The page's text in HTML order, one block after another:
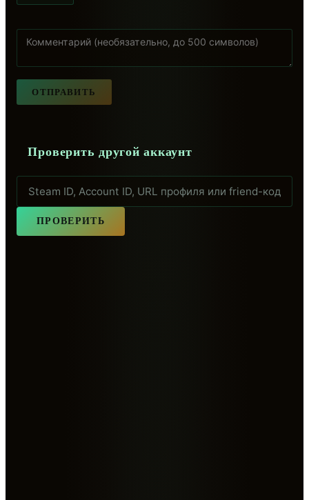
ОТПРАВИТЬ
Проверить другой аккаунт
ПРОВЕРИТЬ